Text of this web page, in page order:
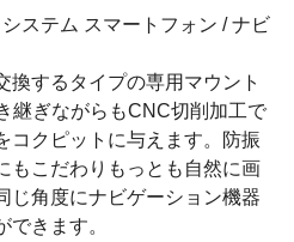
ステム スマートフォン / ナビ
換するタイプの専用マウント
継ぎながらもCNC切削加工で
コクピットに与えます。防振
もこだわりもっとも自然に画
じ角度にナビゲーション機器
きます。